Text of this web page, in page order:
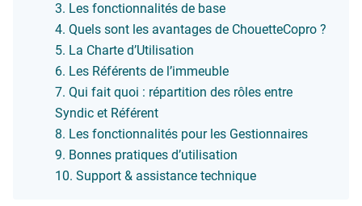
Les fonctionnalités de base
Quels sont les avantages de ChouetteCopro ?
La Charte d’Utilisation
Les Référents de l’immeuble
Qui fait quoi : répartition des rôles entre
Syndic et Référent
Les fonctionnalités pour les Gestionnaires
Bonnes pratiques d’utilisation
Support & assistance technique